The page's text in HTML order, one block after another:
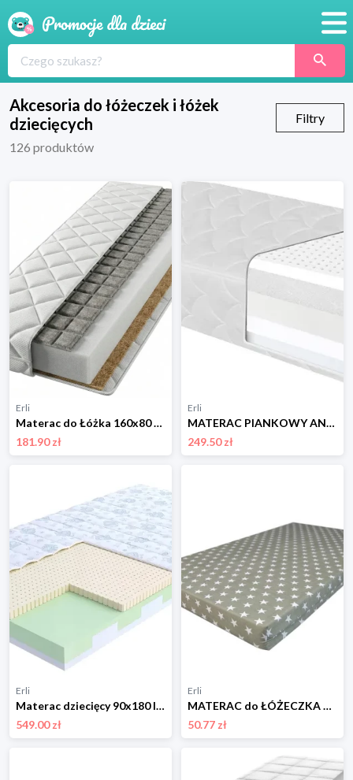
Produkty
Wyprawka
Akcesoria do łóżeczek i łóżek
dziecięcych
Filtry
126 produktów
Erli
Materac do Łóżka 160x80 x 10 cm Gryka Pianka Kokos
181.90 zł
Erli
MATERAC PIANKOWY ANTYALERGICZNY DLA DZIECKA PIANKA HR LATEKS 140x70 ATEST
249.50 zł
Erli
Materac dziecięcy 90x180 lateks pianka FDM SMILE wodoodporny pokrowiec
549.00 zł
Erli
MATERAC do ŁÓŻECZKA TURYSTYCZNEGO 120x60
50.77 zł